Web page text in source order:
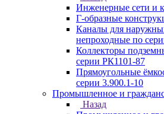
Инженерные сети и
Г-образные
Каналы для
непроходные по
Коллекторы
серии РК1101-87
Прямоугольные
серии 3.900.1-10
Промышленное и
Назад